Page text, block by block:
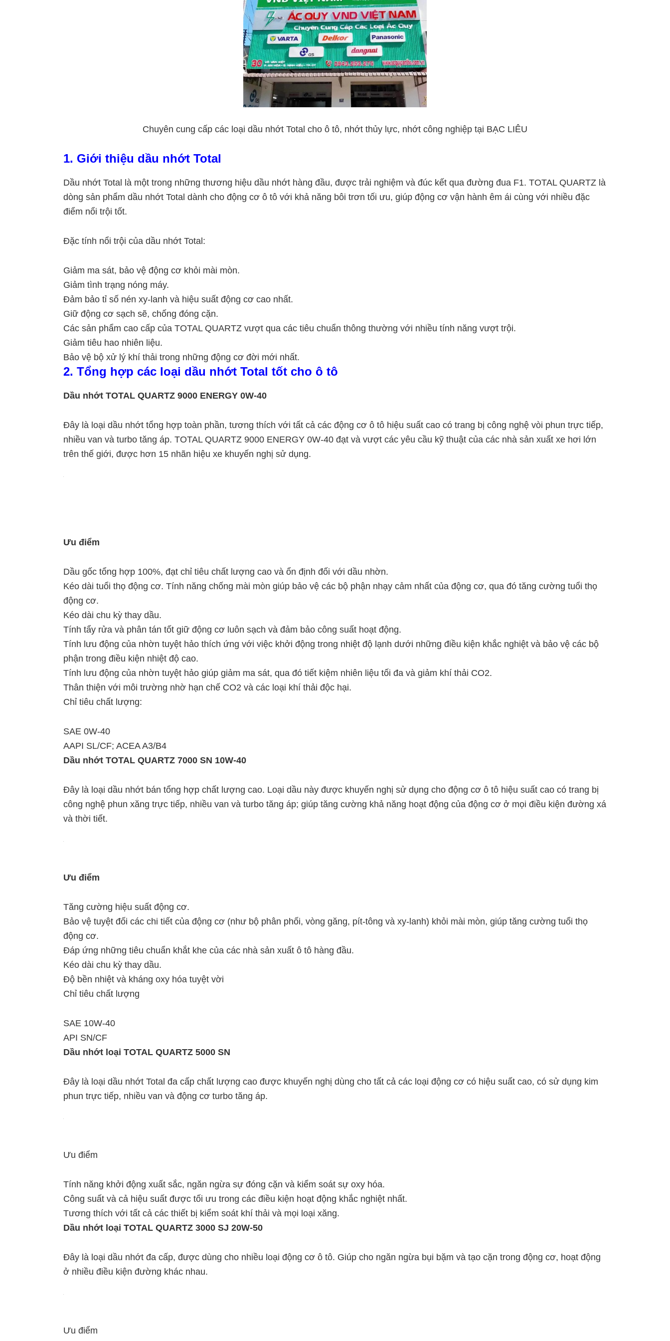
Chuyên cung cấp các loại dầu nhớt Total cho ô tô, nhớt thủy lực, nhớt công nghiệp tại BẠC LIÊU
1. Giới thiệu dầu nhớt Total
Dầu nhớt Total là một trong những thương hiệu dầu nhớt hàng đầu, được trải nghiệm và đúc kết qua đường đua F1. TOTAL QUARTZ là
dòng sản phẩm dầu nhớt Total dành cho động cơ ô tô với khả năng bôi trơn tối ưu, giúp động cơ vận hành êm ái cùng với nhiều đặc
điểm nổi trội tốt.
Đặc tính nổi trội của dầu nhớt Total:
Giảm ma sát, bảo vệ động cơ khỏi mài mòn.
Giảm tình trạng nóng máy.
Đảm bảo tỉ số nén xy-lanh và hiệu suất động cơ cao nhất.
Giữ động cơ sạch sẽ, chống đóng cặn.
Các sản phẩm cao cấp của TOTAL QUARTZ vượt qua các tiêu chuẩn thông thường với nhiều tính năng vượt trội.
Giảm tiêu hao nhiên liệu.
Bảo vệ bộ xử lý khí thải trong những động cơ đời mới nhất.
2. Tổng hợp các loại dầu nhớt Total tốt cho ô tô
Dầu nhớt TOTAL QUARTZ 9000 ENERGY 0W-40
Đây là loại dầu nhớt tổng hợp toàn phần, tương thích với tất cả các động cơ ô tô hiệu suất cao có trang bị công nghệ vòi phun trực tiếp,
nhiều van và turbo tăng áp. TOTAL QUARTZ 9000 ENERGY 0W-40 đạt và vượt các yêu cầu kỹ thuật của các nhà sản xuất xe hơi lớn
trên thế giới, được hơn 15 nhãn hiệu xe khuyến nghị sử dụng.
Ưu điểm
Dầu gốc tổng hợp 100%, đạt chỉ tiêu chất lượng cao và ổn định đối với dầu nhờn.
Kéo dài tuổi thọ động cơ. Tính năng chống mài mòn giúp bảo vệ các bộ phận nhạy cảm nhất của động cơ, qua đó tăng cường tuổi thọ
động cơ.
Kéo dài chu kỳ thay dầu.
Tính tẩy rửa và phân tán tốt giữ động cơ luôn sạch và đảm bảo công suất hoạt động.
Tính lưu động của nhờn tuyệt hảo thích ứng với việc khởi động trong nhiệt độ lạnh dưới những điều kiện khắc nghiệt và bảo vệ các bộ
phận trong điều kiện nhiệt độ cao.
Tính lưu động của nhờn tuyệt hảo giúp giảm ma sát, qua đó tiết kiệm nhiên liệu tối đa và giảm khí thải CO2.
Thân thiện với môi trường nhờ hạn chế CO2 và các loại khí thải độc hại.
Chỉ tiêu chất lượng:
SAE 0W-40
AAPI SL/CF; ACEA A3/B4
Dầu nhớt TOTAL QUARTZ 7000 SN 10W-40
Đây là loại dầu nhớt bán tổng hợp chất lượng cao. Loại dầu này được khuyến nghị sử dụng cho động cơ ô tô hiệu suất cao có trang bị
công nghệ phun xăng trực tiếp, nhiều van và turbo tăng áp; giúp tăng cường khả năng hoạt động của động cơ ở mọi điều kiện đường xá
và thời tiết.
Ưu điểm
Tăng cường hiệu suất động cơ.
Bảo vệ tuyệt đối các chi tiết của động cơ (như bộ phân phối, vòng găng, pít-tông và xy-lanh) khỏi mài mòn, giúp tăng cường tuổi thọ
động cơ.
Đáp ứng những tiêu chuẩn khắt khe của các nhà sản xuất ô tô hàng đầu.
Kéo dài chu kỳ thay dầu.
Độ bền nhiệt và kháng oxy hóa tuyệt vời
Chỉ tiêu chất lượng
SAE 10W-40
API SN/CF
Dầu nhớt loại TOTAL QUARTZ 5000 SN
Đây là loại dầu nhớt Total đa cấp chất lượng cao được khuyến nghị dùng cho tất cả các loại động cơ có hiệu suất cao, có sử dụng kim
phun trực tiếp, nhiều van và động cơ turbo tăng áp.
Ưu điểm
Tính năng khởi động xuất sắc, ngăn ngừa sự đóng cặn và kiểm soát sự oxy hóa.
Công suất và cả hiệu suất được tối ưu trong các điều kiện hoạt động khắc nghiệt nhất.
Tương thích với tất cả các thiết bị kiểm soát khí thải và mọi loại xăng.
Dầu nhớt loại TOTAL QUARTZ 3000 SJ 20W-50
Đây là loại dầu nhớt đa cấp, được dùng cho nhiều loại động cơ ô tô. Giúp cho ngăn ngừa bụi bặm và tạo cặn trong động cơ, hoạt động
ở nhiều điều kiện đường khác nhau.
Ưu điểm